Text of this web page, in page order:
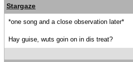
Stargaze
*one song and a close observation later*
Hay guise, wuts goin on in dis treat?